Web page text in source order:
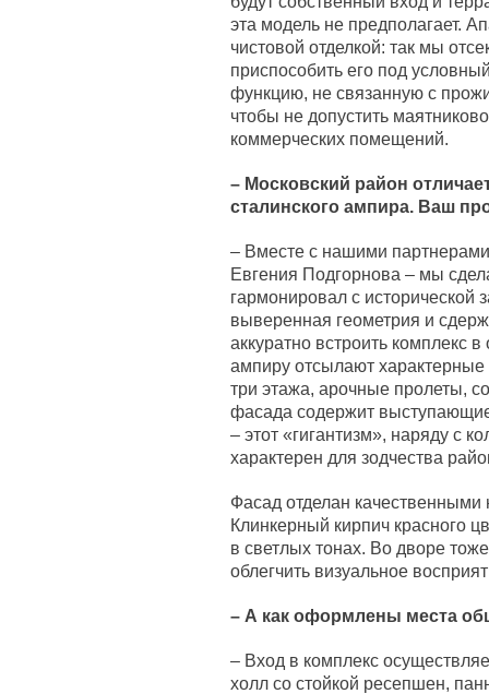
эта модель не предполагает.
чистовой отделкой: так мы
приспособить его под
функцию, не связанную с
чтобы не допустить
коммерческих помещений.
– Московский район
сталинского ампира. Ваш
– Вместе с нашими партнерами
Евгения Подгорнова – мы
гармонировал с исторической
выверенная геометрия и
аккуратно встроить комплекс
ампиру отсылают
три этажа, арочные пролеты,
фасада содержит
– этот «гигантизм», наряду с
характерен для зодчества
Фасад отделан
Клинкерный кирпич красного
в светлых тонах. Во дворе
облегчить визуальное
– А как оформлены места
– Вход в комплекс
холл со стойкой ресепшен,